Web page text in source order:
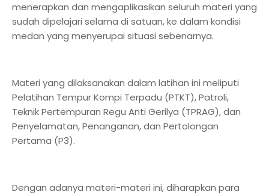
menerapkan dan mengaplikasikan seluruh materi yang
sudah dipelajari selama di satuan, ke dalam kondisi
medan yang menyerupai situasi sebenarnya.
Materi yang dilaksanakan dalam latihan ini meliputi
Pelatihan Tempur Kompi Terpadu (PTKT), Patroli,
Teknik Pertempuran Regu Anti Gerilya (TPRAG), dan
Penyelamatan, Penanganan, dan Pertolongan
Pertama (P3).
Dengan adanya materi-materi ini, diharapkan para